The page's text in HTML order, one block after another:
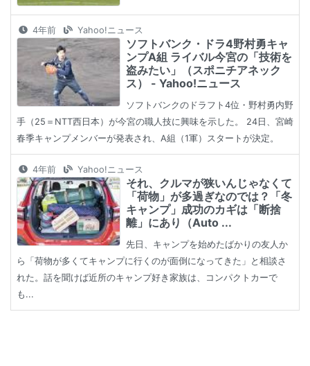
4年前 Yahoo!ニュース
ソフトバンク・ドラ4野村勇キャ
ンプA組 ライバル今宮の「技術を
盗みたい」（スポニチアネック
ス） - Yahoo!ニュース
ソフトバンクのドラフト4位・野村勇内野
手（25＝NTT西日本）が今宮の職人技に興味を示した。 24日、宮崎
春季キャンプメンバーが発表され、A組（1軍）スタートが決定。
4年前 Yahoo!ニュース
それ、クルマが狭いんじゃなくて
「荷物」が多過ぎなのでは？「冬
キャンプ」成功のカギは「断捨
離」にあり（Auto ...
先日、キャンプを始めたばかりの友人か
ら「荷物が多くてキャンプに行くのが面倒になってきた」と相談さ
れた。話を聞けば近所のキャンプ好き家族は、コンパクトカーで
も...